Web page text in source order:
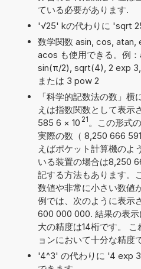
ている必要があります.
'√25' kの代わりに 'sqrt
数学関数 asin, cos, atan,
acos も使用できる。例
sin(π/2), sqrt(4), 2 exp
または 3 pow 2
「科学的記数法の数」
えは指数関数として表示
585 6 × 10 21 。この形式
実際の数（ 8,250 666
えばポケット計算機のよ
いる装置の場合は8,250
記する方法もあります。
数値や非常に小さい数値
例では、次のように表示
600 000 000. 結果の表
大の精度は14桁です。
ョンにおいて十分な精度
'4^3' の代わりに '4 exp